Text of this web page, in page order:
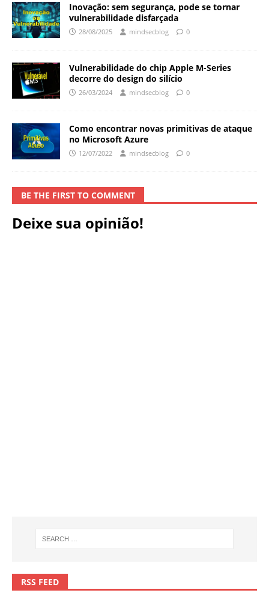
Inovação: sem segurança, pode se tornar
vulnerabilidade disfarçada
28/08/2025 mindsecblog 0
Vulnerabilidade do chip Apple M-Series
decorre do design do silício
26/03/2024 mindsecblog 0
Como encontrar novas primitivas de ataque
no Microsoft Azure
12/07/2022 mindsecblog 0
BE THE FIRST TO COMMENT
Deixe sua opinião!
RSS FEED